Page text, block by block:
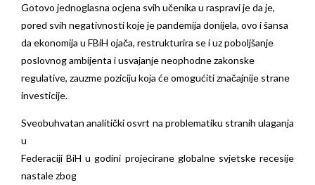
Gotovo jednoglasna ocjena svih učenika u raspravi je da je,
pored svih negativnosti koje je pandemija donijela, ovo i šansa
da ekonomija u FBiH ojača, restrukturira se i uz poboljšanje
poslovnog ambijenta i usvajanje neophodne zakonske
regulative, zauzme poziciju koja će omogućiti značajnije strane
investicije.
Sveobuhvatan analitički osvrt na problematiku stranih ulaganja
u
Federaciji BiH u godini projecirane globalne svjetske recesije
nastale zbog